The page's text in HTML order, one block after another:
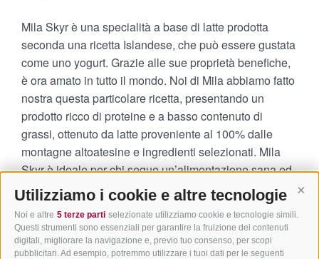
Utilizziamo i cookie e altre tecnologie
Noi e altre 5 terze parti selezionate utilizziamo cookie e tecnologie simili.
Questi strumenti sono essenziali per garantire la fruizione dei contenuti
digitali, migliorare la navigazione e, previo tuo consenso, per scopi
pubblicitari. Ad esempio, potremmo utilizzare i tuoi dati per le seguenti
News
Contatto
Mila Skyr è una specialità a base di latte prodotta
seconda una ricetta Islandese, che può essere gustata
come uno yogurt. Grazie alle sue proprietà benefiche,
è ora amato in tutto il mondo. Noi di Mila abbiamo fatto
nostra questa particolare ricetta, presentando un
prodotto ricco di proteine e a basso contenuto di
grassi, ottenuto da latte proveniente al 100% dalle
montagne altoatesine e ingredienti selezionati. Mila
Skyr è ideale per chi segue un’alimentazione sana ed
equilibrata e per chi ha uno stile di vita attivo e sportivo
o pratica sport. Il suo gusto pieno e raffinato lo rende
particolarmente apprezzato anche da tutti gli amanti
dello yogurt, di ogni età.